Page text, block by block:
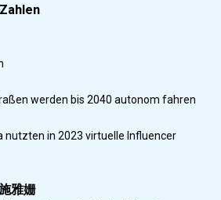
werden bis 2040 autonom fahren
nutzten in 2023 virtuelle Influencer
雅姗